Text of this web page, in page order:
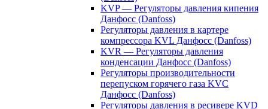
KVP — Регуляторы давления кипения
Данфосс (Danfoss)
Регуляторы давления в картере
компрессора KVL Данфосс (Danfoss)
KVR — Регуляторы давления
конденсации Данфосс (Danfoss)
Регуляторы производительности
перепуском горячего газа KVC
Данфосс (Danfoss)
Регуляторы давления в ресивере KVD